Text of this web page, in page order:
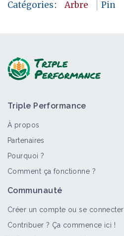
Catégories: Arbre Pin
Triple Performance
À propos
Partenaires
Pourquoi ?
Comment ça fonctionne ?
Communauté
Créer un compte ou se connecter
Contribuer ? Ça commence ici !